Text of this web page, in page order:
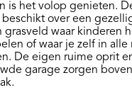
is het volop genieten.
over een
grasveld waar kinderen
of waar je zelf in alle
De eigen ruime oprit
garage zorgen